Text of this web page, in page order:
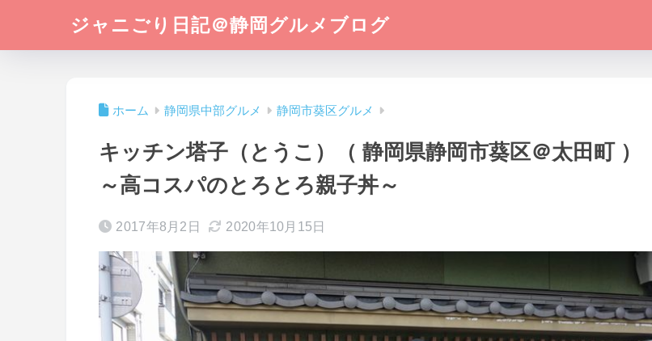
ジャニごり日記＠静岡グルメブログ
ホーム 静岡県中部グルメ 静岡市葵区グルメ
キッチン塔子（とうこ）（ 静岡県静岡市葵区＠太田町 ）
～高コスパのとろとろ親子丼～
2017年8月2日 2020年10月15日